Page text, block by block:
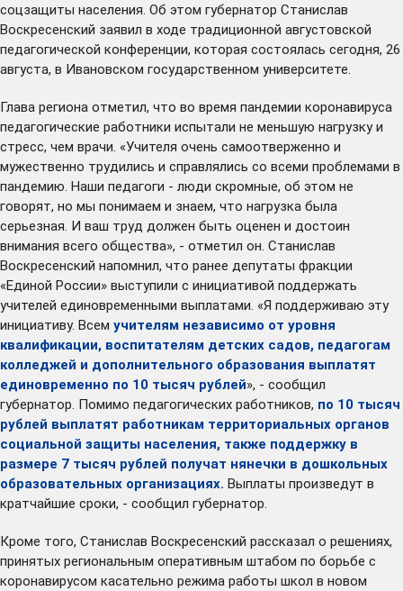
соцзащиты населения. Об этом губернатор Станислав
Воскресенский заявил в ходе традиционной августовской
педагогической конференции, которая состоялась сегодня, 26
августа, в Ивановском государственном университете.
Глава региона отметил, что во время пандемии коронавируса
педагогические работники испытали не меньшую нагрузку и
стресс, чем врачи. «Учителя очень самоотверженно и
мужественно трудились и справлялись со всеми проблемами в
пандемию. Наши педагоги - люди скромные, об этом не
говорят, но мы понимаем и знаем, что нагрузка была
серьезная. И ваш труд должен быть оценен и достоин
внимания всего общества», - отметил он. Станислав
Воскресенский напомнил, что ранее депутаты фракции
«Единой России» выступили с инициативой поддержать
учителей единовременными выплатами. «Я поддерживаю эту
инициативу. Всем учителям независимо от уровня
квалификации, воспитателям детских садов, педагогам
колледжей и дополнительного образования выплатят
единовременно по 10 тысяч рублей», - сообщил
губернатор. Помимо педагогических работников, по 10 тысяч
рублей выплатят работникам территориальных органов
социальной защиты населения, также поддержку в
размере 7 тысяч рублей получат нянечки в дошкольных
образовательных организациях. Выплаты произведут в
кратчайшие сроки, - сообщил губернатор.
Кроме того, Станислав Воскресенский рассказал о решениях,
принятых региональным оперативным штабом по борьбе с
коронавирусом касательно режима работы школ в новом